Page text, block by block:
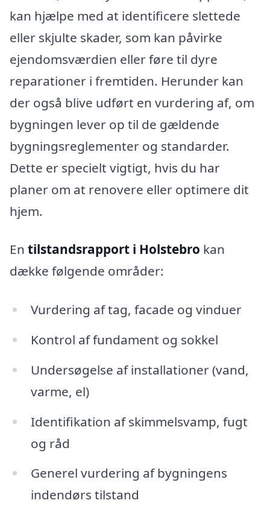
kan hjælpe med at identificere slettede
eller skjulte skader, som kan påvirke
ejendomsværdien eller føre til dyre
reparationer i fremtiden. Herunder kan
der også blive udført en vurdering af, om
bygningen lever op til de gældende
bygningsreglementer og standarder.
Dette er specielt vigtigt, hvis du har
planer om at renovere eller optimere dit
hjem.
En tilstandsrapport i Holstebro kan
dække følgende områder:
Vurdering af tag, facade og vinduer
Kontrol af fundament og sokkel
Undersøgelse af installationer (vand,
varme, el)
Identifikation af skimmelsvamp, fugt
og råd
Generel vurdering af bygningens
indendørs tilstand